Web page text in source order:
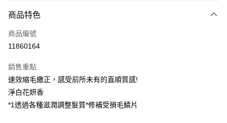
POYA支付
信用卡一次付款
LINE Pay
Apple Pay
商品特色
商品編號
11860164
銷售重點
速效縮毛繳正，感受前所未有的直順質感!
淨白花妍香
*1透過各種滋潤調整髮質*修補受損毛鱗片